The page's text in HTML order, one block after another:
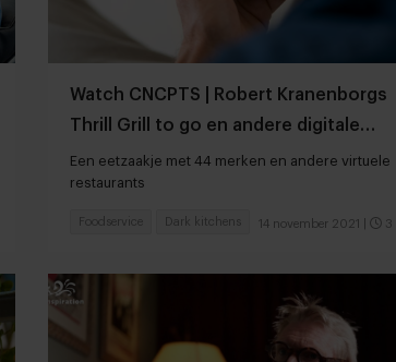
Watch CNCPTS | Robert Kranenborgs
Thrill Grill to go en andere digitale
bezorgmerken
Een eetzaakje met 44 merken en andere virtuele
restaurants
14 november 2021 3
Foodservice Dark kitchens